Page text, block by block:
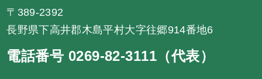
〒389-2392
長野県下高井郡木島平村大字往郷914番地6
電話番号 0269-82-3111（代表）